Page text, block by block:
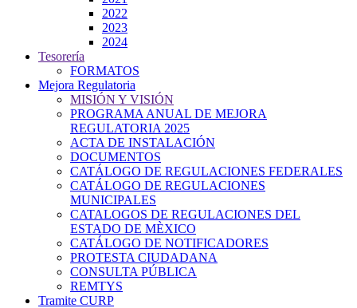
2022
2023
2024
Tesorería
FORMATOS
Mejora Regulatoria
MISIÓN Y VISIÓN
PROGRAMA ANUAL DE MEJORA
REGULATORIA 2025
ACTA DE INSTALACIÓN
DOCUMENTOS
CATÁLOGO DE REGULACIONES FEDERALES
CATÁLOGO DE REGULACIONES
MUNICIPALES
CATALOGOS DE REGULACIONES DEL
ESTADO DE MÈXICO
CATÁLOGO DE NOTIFICADORES
PROTESTA CIUDADANA
CONSULTA PÚBLICA
REMTYS
Tramite CURP